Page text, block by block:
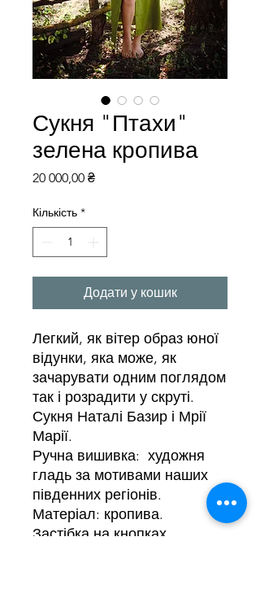
Сукня "Птахи"
зелена кропива
20 000,00 ₴Ціна
Кількість *
Додати у кошик
Легкий, як вітер образ юної
відунки, яка може, як
зачарувати одним поглядом
так і розрадити у скруті.
Сукня Наталі Базир і Мрії
Марії.
Ручна вишивка: художня
гладь за мотивами наших
південних регіонів.
Матеріал: кропива.
Застібка на кнопках.